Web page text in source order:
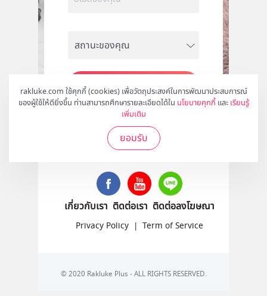
rakluke.com ใช้คุกกี้ (cookies) เพื่อวัตถุประสงค์ในการพัฒนาประสบการณ์
ของผู้ใช้ให้ดียิ่งขึ้น ท่านสามารถศึกษารายละเอียดได้ใน นโยบายคุกกี้ และ เรียนรู้
เพิ่มเติม
ยอมรับ
สมัคร
ติดตามเราได้ที่
เกี่ยวกับเรา ติดต่อเรา ติดต่อลงโฆษณา
Privacy Policy | Term of Service
© 2020 Rakluke Plus - ALL RIGHTS RESERVED.